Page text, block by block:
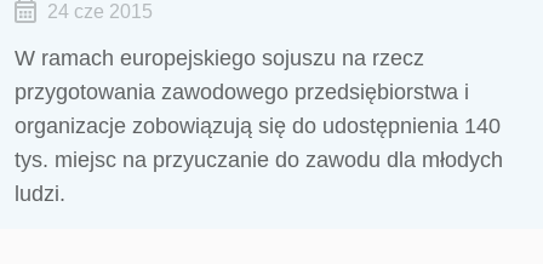
24 cze 2015
W ramach europejskiego sojuszu na rzecz
przygotowania zawodowego przedsiębiorstwa i
organizacje zobowiązują się do udostępnienia 140
tys. miejsc na przyuczanie do zawodu dla młodych
ludzi.